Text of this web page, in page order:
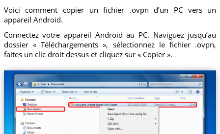
Voici comment copier un fichier .ovpn d’un PC vers un
appareil Android.
Connectez votre appareil Android au PC. Naviguez jusqu’au
dossier « Téléchargements », sélectionnez le fichier .ovpn,
faites un clic droit dessus et cliquez sur « Copier ».
Trust.Zone-United-States-EAST.ovpn